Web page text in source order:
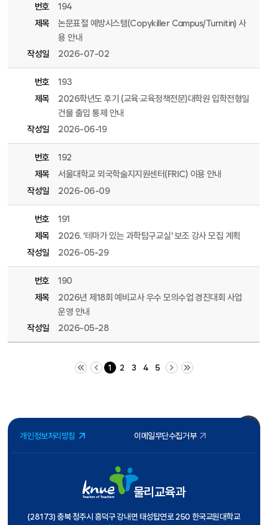
번호
194
제목
논문표절 예방시스템(Copykiller Campus/Turnitin) 사
용 안내
작성일
2026-07-02
번호
193
제목
2026학년도 후기 (교육·교육정책전문)대학원 입학전형일
건물 출입 통제 안내
작성일
2026-06-19
번호
192
제목
서울대학교 외국학술지지원센터(FRIC) 이용 안내
작성일
2026-06-09
번호
191
제목
2026. '테마가 있는 과학탐구교실' 보조 강사 모집 계획
작성일
2026-05-29
번호
190
제목
2026년 제18회 예비교사 우수 모의수업 경진대회 사업
운영 안내
작성일
2026-05-28
처음 페이지 이전 10 페이지
1 2 3 4 5
다음 10 페이지 끝 페이지
개인정보처리방침 이메일무단수집거부
물리교육과
(28173) 충북 청주시 흥덕구 강내면 태성탑연로 250 한국교원대학교